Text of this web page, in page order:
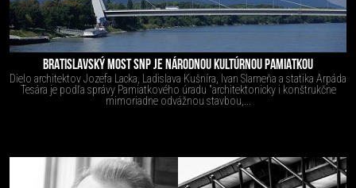
BRATISLAVSKÝ MOST SNP JE NÁRODNOU KULTÚRNOU PAMIATKOU
Dielo architektov Jozefa Lacka, Ladislava Kušníra, Ivan Slameňa a statika Arpáda
Tesára je podľa správy Pamiatkového úradu "architektonicky i konštrukčne
mimoriadne odvážnou stavbou,...